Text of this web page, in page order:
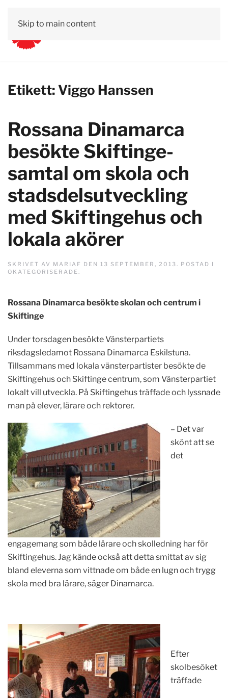
Skip to main content
Etikett: Viggo Hanssen
Rossana Dinamarca
besökte Skiftinge-
samtal om skola och
stadsdelsutveckling
med Skiftingehus och
lokala akörer
SKRIVET AV MARIAF DEN 13 SEPTEMBER, 2013. POSTAD I
OKATEGORISERADE.
Rossana Dinamarca besökte skolan och centrum i
Skiftinge
Under torsdagen besökte Vänsterpartiets
riksdagsledamot Rossana Dinamarca Eskilstuna.
Tillsammans med lokala vänsterpartister besökte de
Skiftingehus och Skiftinge centrum, som Vänsterpartiet
lokalt vill utveckla. På Skiftingehus träffade och lyssnade
man på elever, lärare och rektorer.
– Det var
skönt att se
det
engagemang som både lärare och skolledning har för
Skiftingehus. Jag kände också att detta smittat av sig
bland eleverna som vittnade om både en lugn och trygg
skola med bra lärare, säger Dinamarca.
Efter
skolbesöket
träffade